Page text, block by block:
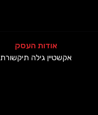
אודות העסק
אקשטיין גילה תיקשורת